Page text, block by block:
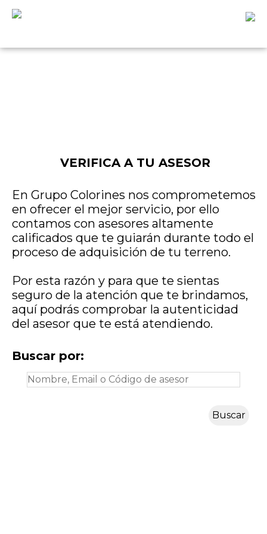
VERIFICA A TU ASESOR
En Grupo Colorines nos comprometemos
en ofrecer el mejor servicio, por ello
contamos con asesores altamente
calificados que te guiarán durante todo el
proceso de adquisición de tu terreno.
Por esta razón y para que te sientas
seguro de la atención que te brindamos,
aquí podrás comprobar la autenticidad
del asesor que te está atendiendo.
Buscar por:
Buscar